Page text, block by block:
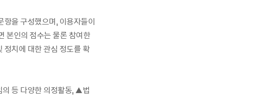
항을 구성했으며, 이용자들이
본인의 점수는 물론 참여한
정치에 대한 관심 정도를 확
등 다양한 의정활동, ▲법